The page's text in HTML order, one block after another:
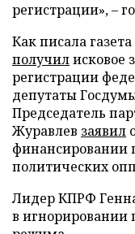
регистрации», –
Как писала
получилисковое
регистрации
депутаты
Председатель
Журавлев заявил
финансировании
политических
Лидер КПРФ
в игнорировании